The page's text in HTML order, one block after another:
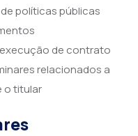
políticas públicas
de contrato
relacionados a
o titular